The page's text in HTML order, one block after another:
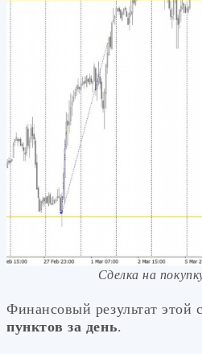
Сделка на
Финансовый результат этой
пунктов за день.